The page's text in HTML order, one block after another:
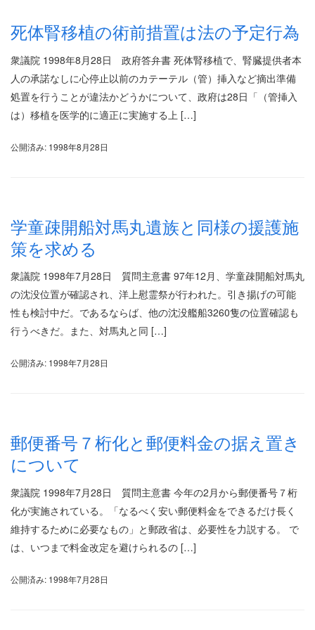
死体腎移植の術前措置は法の予定行為
衆議院 1998年8月28日 政府答弁書 死体腎移植で、腎臓提供者本
人の承諾なしに心停止以前のカテーテル（管）挿入など摘出準備
処置を行うことが違法かどうかについて、政府は28日「（管挿入
は）移植を医学的に適正に実施する上 […]
公開済み: 1998年8月28日
学童疎開船対馬丸遺族と同様の援護施
策を求める
衆議院 1998年7月28日 質問主意書 97年12月、学童疎開船対馬丸
の沈没位置が確認され、洋上慰霊祭が行われた。引き揚げの可能
性も検討中だ。であるならば、他の沈没艦船3260隻の位置確認も
行うべきだ。また、対馬丸と同 […]
公開済み: 1998年7月28日
郵便番号７桁化と郵便料金の据え置き
について
衆議院 1998年7月28日 質問主意書 今年の2月から郵便番号７桁
化が実施されている。「なるべく安い郵便料金をできるだけ長く
維持するために必要なもの」と郵政省は、必要性を力説する。 で
は、いつまで料金改定を避けられるの […]
公開済み: 1998年7月28日